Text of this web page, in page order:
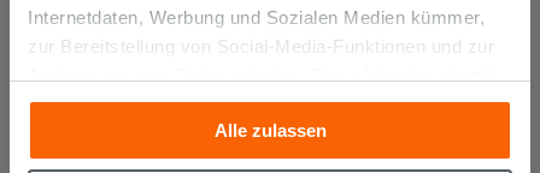
Internetdaten, Werbung und Sozialen Medien kümmer,
zur Bereitstellung von Social-Media-Funktionen und zur
anderen Informationen, die Sie ihnen geliefert haben oder
die sie aufgrund Ihrer Verwendung ihrer Dienste
gesammelt haben, kombinieren. Falls Sie mehr wissen
Alle zulassen